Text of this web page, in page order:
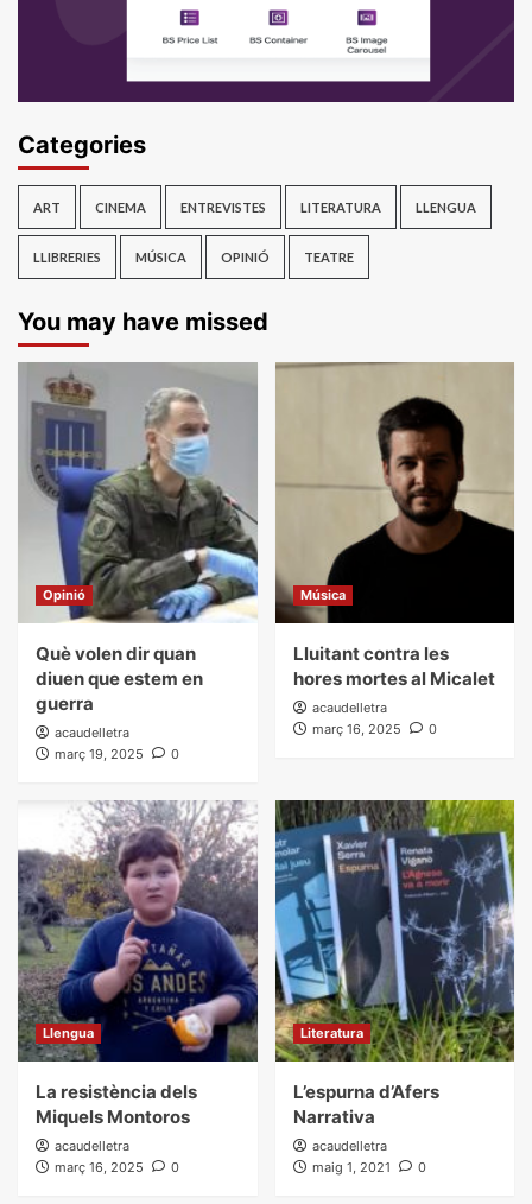
Categories
ART CINEMA ENTREVISTES LITERATURA LLENGUA
LLIBRERIES MÚSICA OPINIÓ TEATRE
You may have missed
Opinió
Què volen dir quan
diuen que estem en
guerra
acaudelletra
març 19, 2025
0
Música
Lluitant contra les
hores mortes al Micalet
acaudelletra
març 16, 2025
0
Llengua
La resistència dels
Miquels Montoros
acaudelletra
març 16, 2025
0
Literatura
L’espurna d’Afers
Narrativa
acaudelletra
maig 1, 2021
0